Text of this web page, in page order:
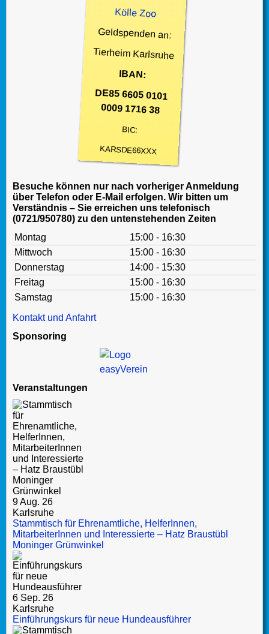
Kölle Zoo
Geldspenden an:
Tierheim Karlsruhe
IBAN:
DE85 6605 0101
0009 1716 38
BIC:
KARSDE66XXX
Besuche können nur nach vorheriger Anmeldung
über Telefon oder E-Mail erfolgen. Wir bitten um
Verständnis – Sie erreichen uns telefonisch
(0721/950780) zu den untenstehenden Zeiten
Montag
15:00 - 16:30
Mittwoch
15:00 - 16:30
Donnerstag
14:00 - 15:30
Freitag
15:00 - 16:30
Samstag
15:00 - 16:30
Kontakt und Anfahrt
Sponsoring
Veranstaltungen
9 Aug. 26
Karlsruhe
Stammtisch für Ehrenamtliche, HelferInnen,
MitarbeiterInnen und Interessierte – Hatz Braustübl
Moninger Grünwinkel
6 Sep. 26
Karlsruhe
Einführungskurs für neue Hundeausführer